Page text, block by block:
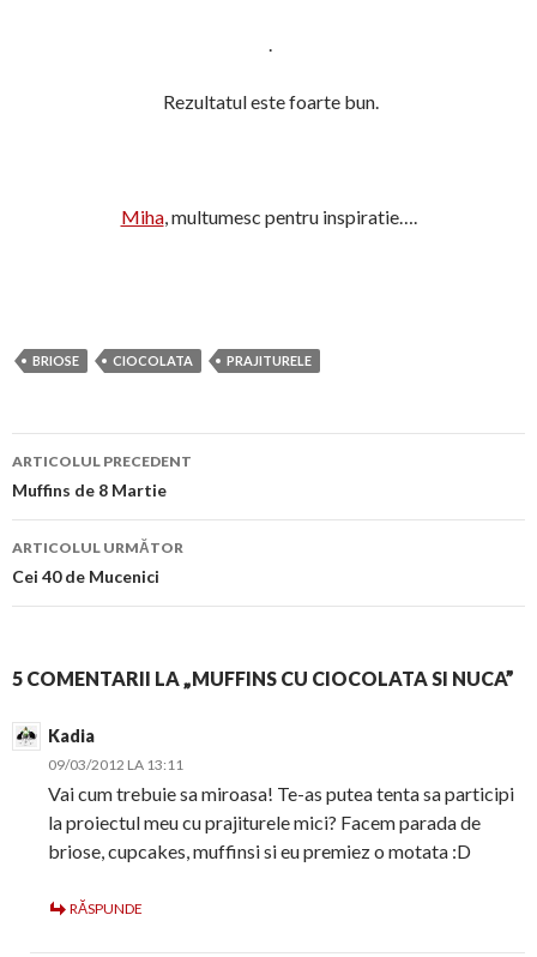
.
Rezultatul este foarte bun.
Miha, multumesc pentru inspiratie….
BRIOSE CIOCOLATA PRAJITURELE
Navigare
în
articol
ARTICOLUL PRECEDENT
Muffins de 8 Martie
ARTICOLUL URMĂTOR
Cei 40 de Mucenici
5 COMENTARII LA „MUFFINS CU CIOCOLATA SI NUCA”
Kadia
09/03/2012 LA 13:11
Vai cum trebuie sa miroasa! Te-as putea tenta sa participi
la proiectul meu cu prajiturele mici? Facem parada de
briose, cupcakes, muffinsi si eu premiez o motata :D
RĂSPUNDE